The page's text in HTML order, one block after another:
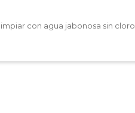
con agua jabonosa sin cloro.